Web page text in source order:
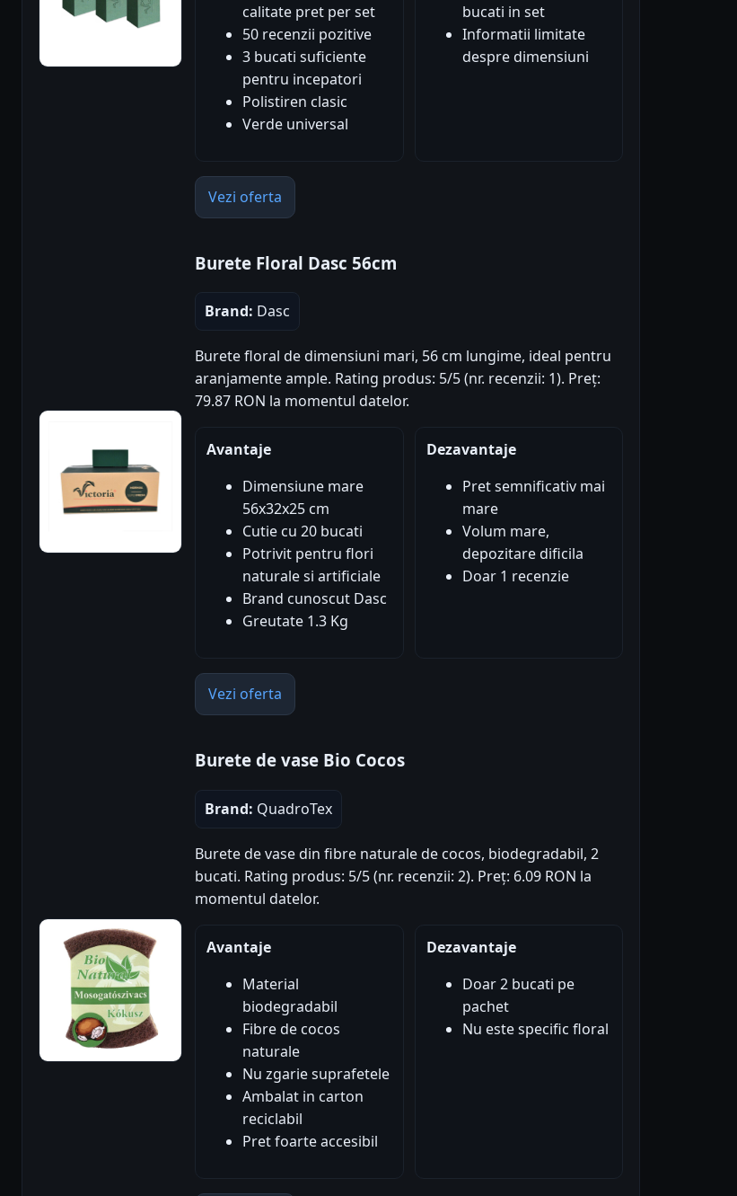
calitate pret per set
50 recenzii pozitive
3 bucati suficiente
pentru incepatori
Polistiren clasic
Verde universal
bucati in set
Informatii limitate
despre dimensiuni
Vezi oferta
Burete Floral Dasc 56cm
Brand: Dasc
Burete floral de dimensiuni mari, 56 cm lungime, ideal pentru
aranjamente ample. Rating produs: 5/5 (nr. recenzii: 1). Preț:
79.87 RON la momentul datelor.
Avantaje
Dimensiune mare
56x32x25 cm
Cutie cu 20 bucati
Potrivit pentru flori
naturale si artificiale
Brand cunoscut Dasc
Greutate 1.3 Kg
Dezavantaje
Pret semnificativ mai
mare
Volum mare,
depozitare dificila
Doar 1 recenzie
Vezi oferta
Burete de vase Bio Cocos
Brand: QuadroTex
Burete de vase din fibre naturale de cocos, biodegradabil, 2
bucati. Rating produs: 5/5 (nr. recenzii: 2). Preț: 6.09 RON la
momentul datelor.
Avantaje
Material
biodegradabil
Fibre de cocos
naturale
Nu zgarie suprafetele
Ambalat in carton
reciclabil
Pret foarte accesibil
Dezavantaje
Doar 2 bucati pe
pachet
Nu este specific floral